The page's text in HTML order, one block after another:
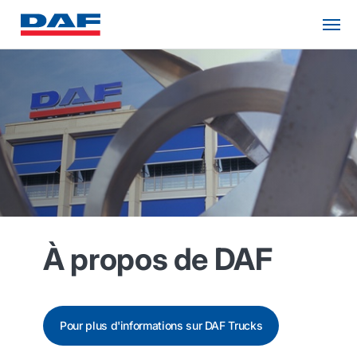
À propos de DAF
Pour plus d'informations sur DAF Trucks